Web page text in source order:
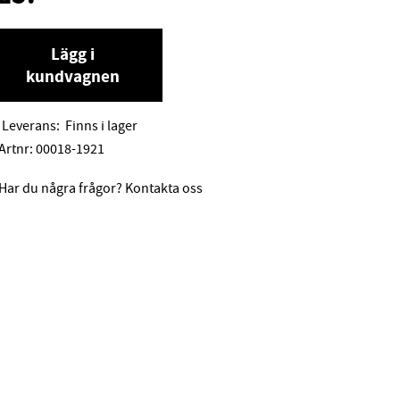
Lägg i
kundvagnen
Leverans: Finns i lager
00018-1921
du några frågor? Kontakta oss